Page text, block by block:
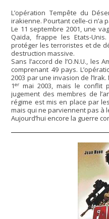
L’opération Tempête du
irakienne. Pourtant celle-ci n’a
Le 11 septembre 2001, une
Qaïda, frappe les Etats-
protéger les terroristes et de
destruction massive.
Sans l’accord de l’O.N.U., les
comprenant 49 pays.
2003 par une invasion de
1er mai 2003, mais le conflit
jugement des membres de
régime est mis en place par
mais qui ne parviennent pas à
Aujourd’hui encore la guerre